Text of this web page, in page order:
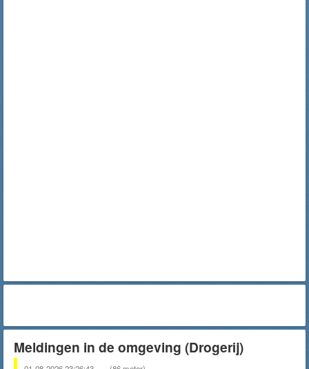
Meldingen in de omgeving (Drogerij)